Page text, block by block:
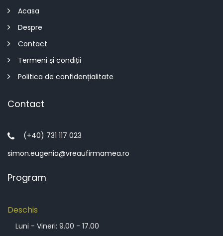
Acasa
Despre
Contact
Termeni și condiții
Politica de confidențialitate
Contact
(+40) 731 117 023
simon.eugenia@vreaufirmamea.ro
Program
Deschis
Luni - Vineri: 9.00 - 17.00